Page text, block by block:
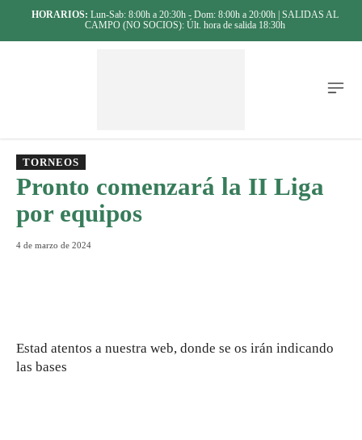
HORARIOS: Lun-Sab: 8:00h a 20:30h - Dom: 8:00h a 20:00h | SALIDAS AL
CAMPO (NO SOCIOS): Últ. hora de salida 18:30h
TORNEOS
Pronto comenzará la II Liga
por equipos
4 de marzo de 2024
Estad atentos a nuestra web, donde se os irán indicando
las bases